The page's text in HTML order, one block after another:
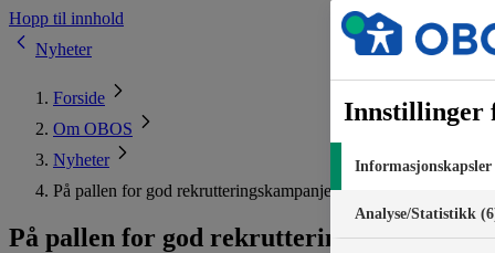
Hopp til innhold
Nyheter
Forside
Om OBOS
Nyheter
På pallen for god rekrutteringskampanje
På pallen for god rekrutteringskampanje
Innstillinger
Analyse/Statistikk